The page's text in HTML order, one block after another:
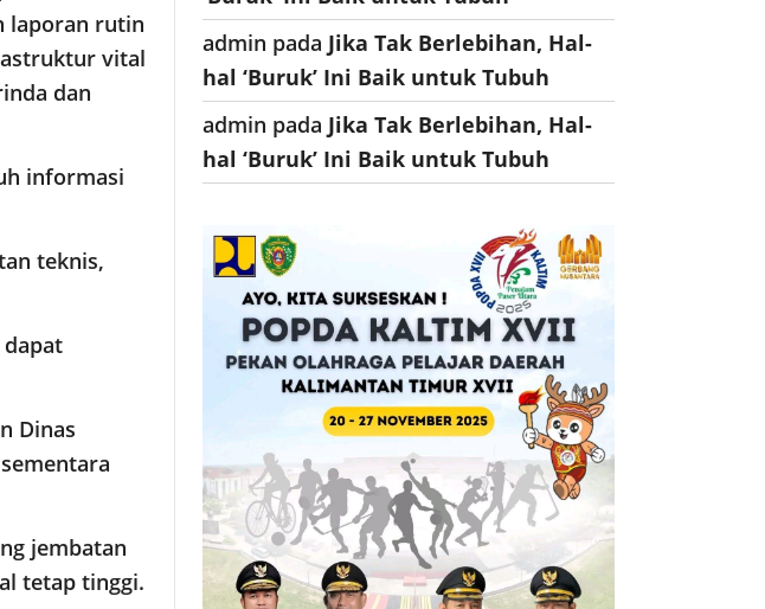
laporan rutin
vital
dan
informasi
teknis,
Dinas
jembatan
tetap tinggi.
admin pada Jika Tak Berlebihan, Hal-
hal ‘Buruk’ Ini Baik untuk Tubuh
admin pada Jika Tak Berlebihan, Hal-
hal ‘Buruk’ Ini Baik untuk Tubuh